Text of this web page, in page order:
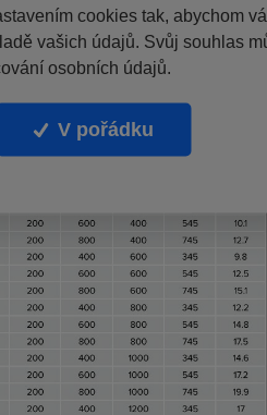
cookies tak, abychom
vašich údajů. Svůj souhlas
osobních údajů.
V pořádku